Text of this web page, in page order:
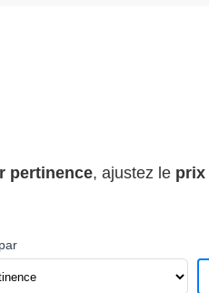
pertinence, ajustez le prix